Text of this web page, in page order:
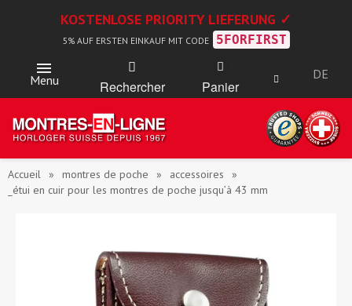
KOSTENLOSE PRIORITY LIEFERUNG ✓
5% AUF ERSTEN EINKAUF MIT CODE 5FORFIRST
Menu Rechercher Panier
DE
Accueil montres de poche
accessoires
_étui en cuir pour les montres de poche jusqu’à 43 mm